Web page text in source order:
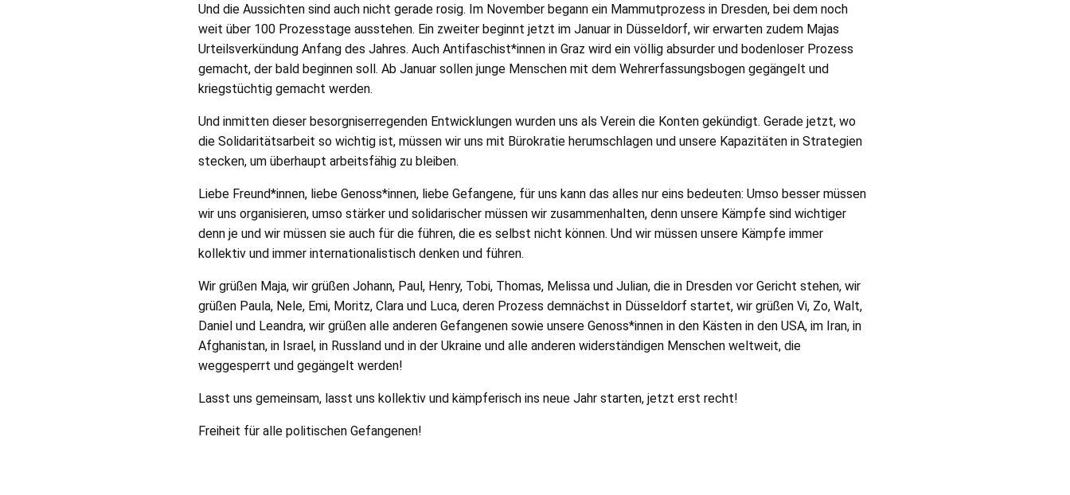
Und die Aussichten sind auch nicht gerade rosig. Im November begann ein Mammutprozess in Dresden, bei dem noch
weit über 100 Prozesstage ausstehen. Ein zweiter beginnt jetzt im Januar in Düsseldorf, wir erwarten zudem Majas
Urteilsverkündung Anfang des Jahres. Auch Antifaschist*innen in Graz wird ein völlig absurder und bodenloser Prozess
gemacht, der bald beginnen soll. Ab Januar sollen junge Menschen mit dem Wehrerfassungsbogen gegängelt und
kriegstüchtig gemacht werden.
Und inmitten dieser besorgniserregenden Entwicklungen wurden uns als Verein die Konten gekündigt. Gerade jetzt, wo
die Solidaritätsarbeit so wichtig ist, müssen wir uns mit Bürokratie herumschlagen und unsere Kapazitäten in Strategien
stecken, um überhaupt arbeitsfähig zu bleiben.
Liebe Freund*innen, liebe Genoss*innen, liebe Gefangene, für uns kann das alles nur eins bedeuten: Umso besser müssen
wir uns organisieren, umso stärker und solidarischer müssen wir zusammenhalten, denn unsere Kämpfe sind wichtiger
denn je und wir müssen sie auch für die führen, die es selbst nicht können. Und wir müssen unsere Kämpfe immer
kollektiv und immer internationalistisch denken und führen.
Wir grüßen Maja, wir grüßen Johann, Paul, Henry, Tobi, Thomas, Melissa und Julian, die in Dresden vor Gericht stehen, wir
grüßen Paula, Nele, Emi, Moritz, Clara und Luca, deren Prozess demnächst in Düsseldorf startet, wir grüßen Vi, Zo, Walt,
Daniel und Leandra, wir grüßen alle anderen Gefangenen sowie unsere Genoss*innen in den Kästen in den USA, im Iran, in
Afghanistan, in Israel, in Russland und in der Ukraine und alle anderen widerständigen Menschen weltweit, die
weggesperrt und gegängelt werden!
Lasst uns gemeinsam, lasst uns kollektiv und kämpferisch ins neue Jahr starten, jetzt erst recht!
Freiheit für alle politischen Gefangenen!